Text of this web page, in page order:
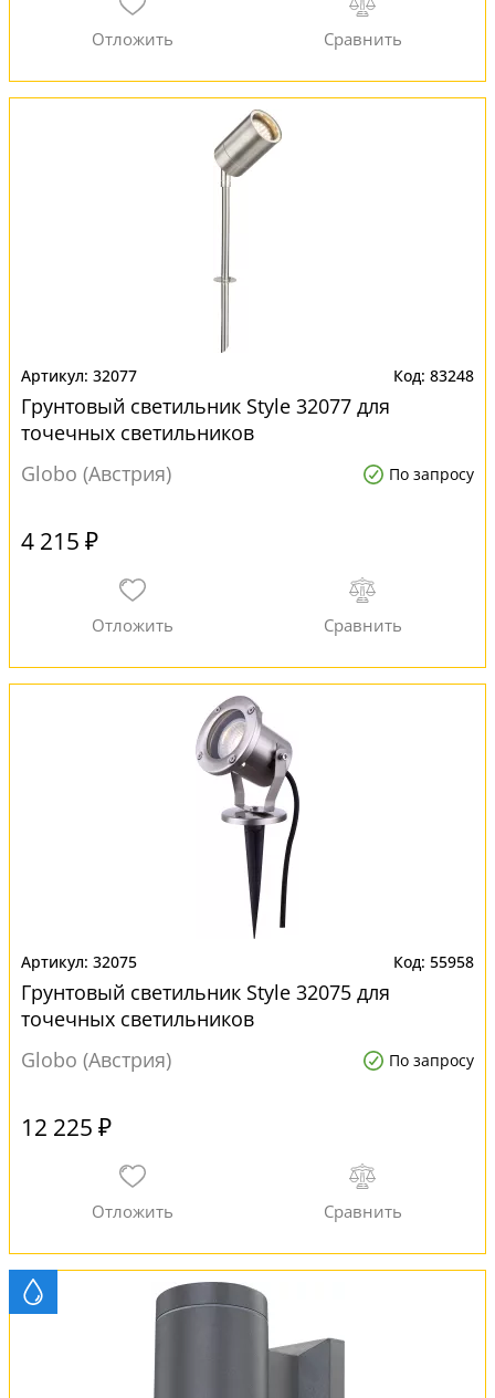
32077 83248
Грунтовый светильник Style 32077 для
точечных светильников
Globo (Австрия)
По запросу
4 215 ₽
32075 55958
Грунтовый светильник Style 32075 для
точечных светильников
Globo (Австрия)
По запросу
12 225 ₽